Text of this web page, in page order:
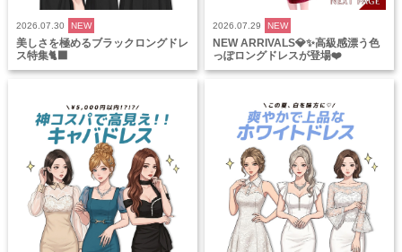
2026.07.30 NEW
美しさを極めるブラックロングドレ
ス特集🐈‍⬛
2026.07.29 NEW
NEW ARRIVALS💎✨高級感漂う色
っぽロングドレスが登場❤️